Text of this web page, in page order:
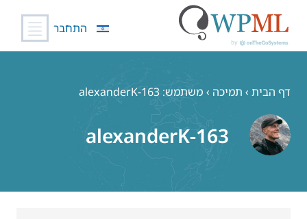
התחבר
דף הבית › תמיכה › משתמש: alexanderK-163
alexanderK-163